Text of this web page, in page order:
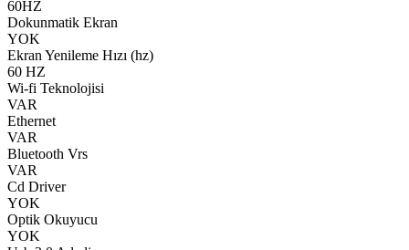
60HZ
Dokunmatik Ekran
YOK
Ekran Yenileme Hızı (hz)
60 HZ
Wi-fi Teknolojisi
VAR
Ethernet
VAR
Bluetooth Vrs
VAR
Cd Driver
YOK
Optik Okuyucu
YOK